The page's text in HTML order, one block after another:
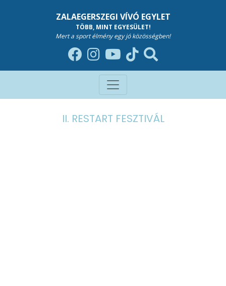
ZALAEGERSZEGI VÍVÓ EGYLET
TÖBB, MINT EGYESÜLET!
Mert a sport élmény egy jó közösségben!
II. RESTART FESZTIVÁL